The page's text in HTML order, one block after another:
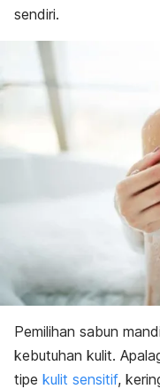
sendiri.
Pemilihan sabun
kebutuhan kulit.
tipe kulit sensitif,